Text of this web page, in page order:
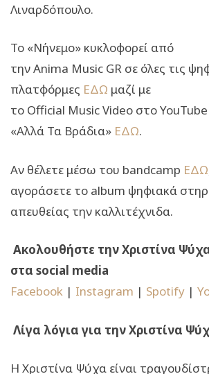
Λιναρδόπουλο.
Το «Νήνεμο» κυκλοφορεί από
την Anima Music GR σε όλες τις
πλατφόρμες ΕΔΩ μαζί με
το Official Music Video στοYouTube
«Αλλά Τα Βράδια» ΕΔΩ.
Αν θέλετε μέσω του bandcamp ΕΔΩ
αγοράσετε το album ψηφιακά
απευθείας την καλλιτέχνιδα.
Ακολουθήστε την Χριστίνα
στα social media
Facebook | Instagram | Spotify |
Λίγα λόγια για την Χριστίνα
Η Χριστίνα Ψύχα είναι